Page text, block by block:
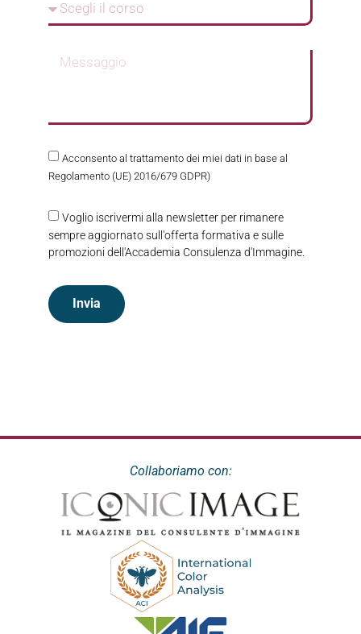
Acconsento al trattamento dei miei dati in base al
Regolamento (UE) 2016/679 GDPR)
Voglio iscrivermi alla newsletter per rimanere
sempre aggiornato sull'offerta formativa e sulle
promozioni dell'Accademia Consulenza d'Immagine.
Invia
Collaboriamo con: